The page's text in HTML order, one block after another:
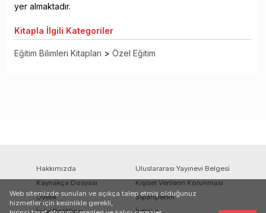
yer almaktadır.
Kitapla İlgili Kategoriler
Eğitim Bilimleri Kitapları > Özel Eğitim
Hakkımızda
Uluslararası Yayınevi Belgesi
Kaynakça Dosyası
Kişisel Verilerin Korunması
Üyelik
Siparişlerim
Web sitemizde sunulan ve açıkça talep etmiş olduğunuz
hizmetler için kesinlikle gerekli,